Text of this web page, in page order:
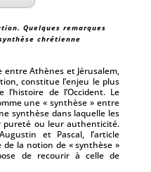
Quelques remarques
chrétienne
entre Athènes et Jérusalem,
constitue l’enjeu le plus
de l’Occident. Le
une « synthèse » entre
synthèse dans laquelle les
pureté ou leur authenticité.
et Pascal, l’article
la notion de « synthèse »
de recourir à celle de